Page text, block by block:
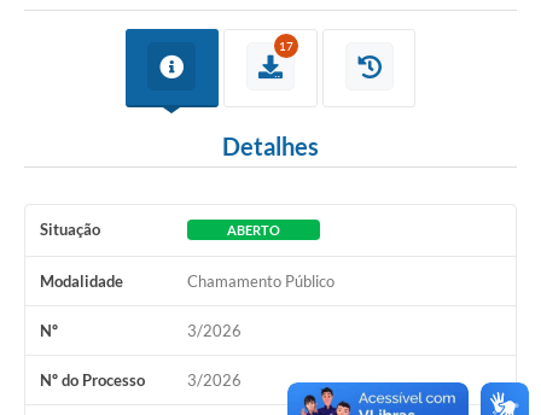
Carta de Serviços
PROCON
SEBRAE
LGPD
17
Detalhes
Situação ABERTO
Modalidade Chamamento Público
Nº 3/2026
Nº do Processo 3/2026